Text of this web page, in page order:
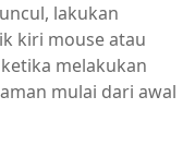
lakukan
kiri mouse atau
melakukan
mulai dari awal